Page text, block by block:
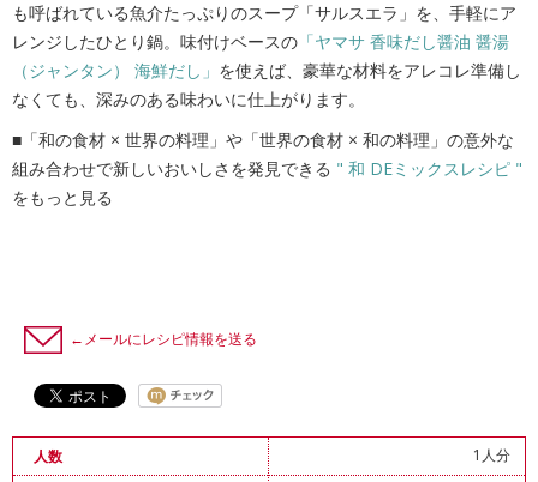
も呼ばれている魚介たっぷりのスープ「サルスエラ」を、手軽にア
レンジしたひとり鍋。味付けベースの 「ヤマサ 香味だし醤油 醤湯
（ジャンタン） 海鮮だし」 を使えば、豪華な材料をアレコレ準備し
なくても、深みのある味わいに仕上がります。
■「和の食材 × 世界の料理」や「世界の食材 × 和の料理」の意外な
組み合わせで新しいおいしさを発見できる " 和 DEミックスレシピ "
をもっと見る
←メールにレシピ情報を送る
人数
1人分